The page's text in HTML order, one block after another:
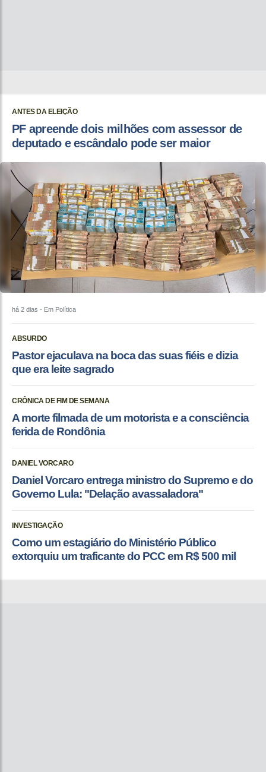
ANTES DA ELEIÇÃO
PF apreende dois milhões com assessor de
deputado e escândalo pode ser maior
há 2 dias - Em Política
ABSURDO
Pastor ejaculava na boca das suas fiéis e dizia
que era leite sagrado
CRÔNICA DE FIM DE SEMANA
A morte filmada de um motorista e a consciência
ferida de Rondônia
DANIEL VORCARO
Daniel Vorcaro entrega ministro do Supremo e do
Governo Lula: "Delação avassaladora"
INVESTIGAÇÃO
Como um estagiário do Ministério Público
extorquiu um traficante do PCC em R$ 500 mil